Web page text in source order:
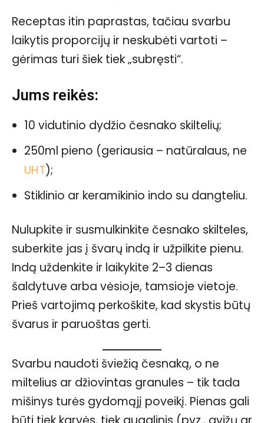
Receptas itin paprastas, tačiau svarbu
laikytis proporcijų ir neskubėti vartoti –
gėrimas turi šiek tiek „subręsti“.
Jums reikės:
10 vidutinio dydžio česnako skiltelių;
250ml pieno (geriausia – natūralaus, ne
UHT);
Stiklinio ar keramikinio indo su dangteliu.
Nulupkite ir susmulkinkite česnako skilteles,
suberkite jas į švarų indą ir užpilkite pienu.
Indą uždenkite ir laikykite 2–3 dienas
šaldytuve arba vėsioje, tamsioje vietoje.
Prieš vartojimą perkoškite, kad skystis būtų
švarus ir paruoštas gerti.
Svarbu naudoti šviežią česnaką, o ne
miltelius ar džiovintas granules – tik tada
mišinys turės gydomąjį poveikį. Pienas gali